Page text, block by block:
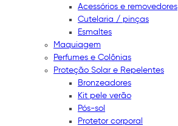
Acessórios e removedores
Cutelaria / pinças
Esmaltes
Maquiagem
Perfumes e Colônias
Proteção Solar e Repelentes
Bronzeadores
Kit pele verão
Pós-sol
Protetor corporal